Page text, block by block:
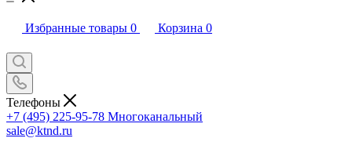
Избранные товары 0 Корзина 0
Телефоны
+7 (495) 225-95-78 Многоканальный
sale@ktnd.ru